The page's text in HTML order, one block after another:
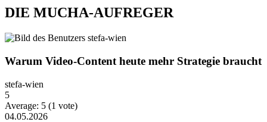
DIE MUCHA-AUFREGER
Warum Video-Content heute mehr Strategie braucht
stefa-wien
5
Average: 5 (1 vote)
04.05.2026